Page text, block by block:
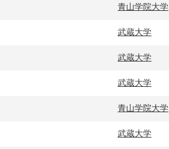
青山学院大学
武蔵大学
武蔵大学
武蔵大学
青山学院大学
武蔵大学